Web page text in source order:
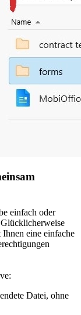
einfach oder
eine einfache
Datei, ohne